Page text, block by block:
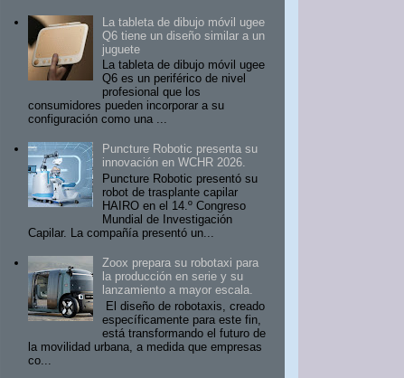
La tableta de dibujo móvil ugee
Q6 tiene un diseño similar a un
juguete
La tableta de dibujo móvil ugee
Q6 es un periférico de nivel
profesional que los
consumidores pueden incorporar a su
configuración como una ...
Puncture Robotic presenta su
innovación en WCHR 2026.
Puncture Robotic presentó su
robot de trasplante capilar
HAIRO en el 14.º Congreso
Mundial de Investigación
Capilar. La compañía presentó un...
Zoox prepara su robotaxi para
la producción en serie y su
lanzamiento a mayor escala.
El diseño de robotaxis, creado
específicamente para este fin,
está transformando el futuro de
la movilidad urbana, a medida que empresas
co...